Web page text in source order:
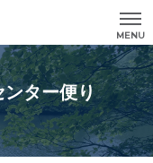
MENU
ター便り